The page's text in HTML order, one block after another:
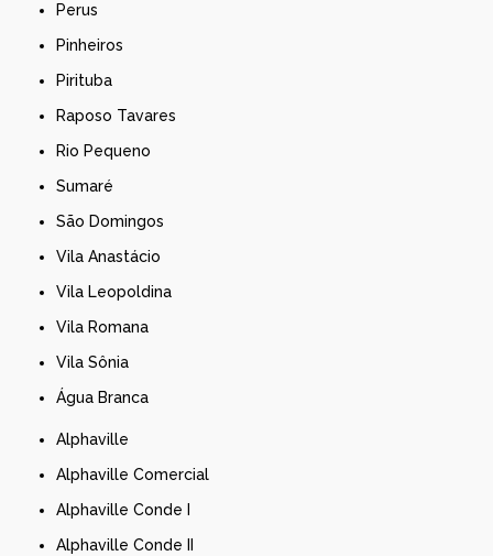
Perus
Pinheiros
Pirituba
Raposo Tavares
Rio Pequeno
Sumaré
São Domingos
Vila Anastácio
Vila Leopoldina
Vila Romana
Vila Sônia
Água Branca
Alphaville
Alphaville Comercial
Alphaville Conde I
Alphaville Conde II